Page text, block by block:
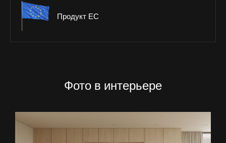
Продукт ЕС
Фото в интерьере